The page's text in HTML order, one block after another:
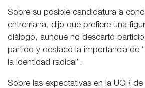
Sobre su posible candidatura a
entrerriana, dijo que prefiere una
diálogo, aunque no descartó
partido y destacó la importancia de
la identidad radical”.
Sobre las expectativas en la UCR